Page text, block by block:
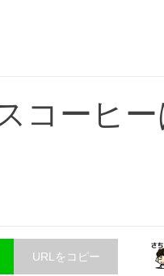
コーヒ
URLをコピー